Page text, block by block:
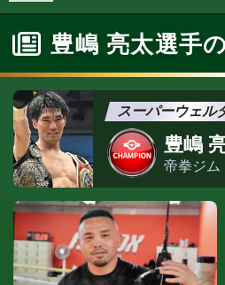
豊嶋 亮太選手
スーパーウェル
豊嶋
帝拳ジム